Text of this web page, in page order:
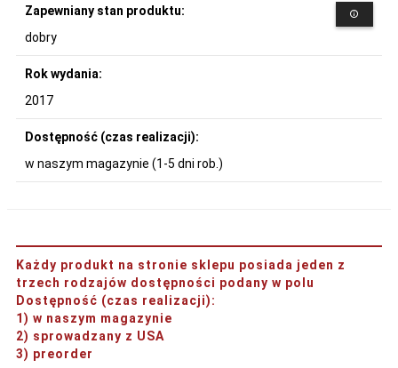
Zapewniany stan produktu:
dobry
Rok wydania:
2017
Dostępność (czas realizacji):
w naszym magazynie (1-5 dni rob.)
Każdy produkt na stronie sklepu posiada jeden z
trzech rodzajów dostępności podany w polu
Dostępność (czas realizacji):
1) w naszym magazynie
2) sprowadzany z USA
3) preorder